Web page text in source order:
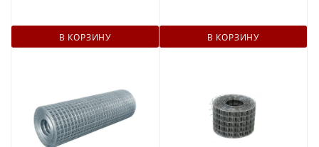
В КОРЗИНУ В КОРЗИНУ